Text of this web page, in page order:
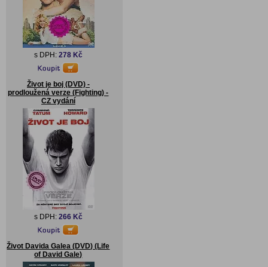
s DPH: 278 Kč
Život je boj (DVD) -
prodloužená verze (Fighting) -
CZ vydání
s DPH: 266 Kč
Život Davida Galea (DVD) (Life
of David Gale)